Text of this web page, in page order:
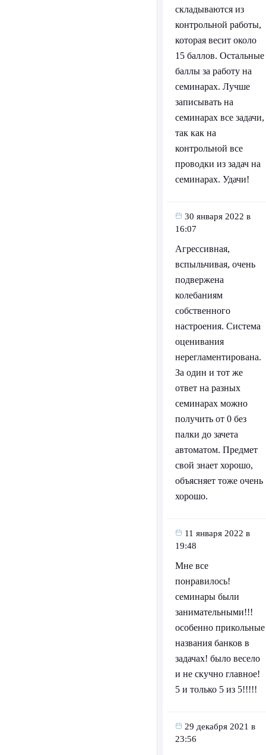
складываются из
контрольной работы,
которая весит около
15 баллов. Остальные
баллы за работу на
семинарах. Лучше
записывать на
семинарах все задачи,
так как на
контрольной все
проводки из задач на
семинарах. Удачи!
30 января 2022 в
16:07
Агрессивная,
вспыльчивая, очень
подвержена
колебаниям
собственного
настроения. Система
оценивания
нерегламентирована.
За один и тот же
ответ на разных
семинарах можно
получить от 0 без
палки до зачета
автоматом. Предмет
свой знает хорошо,
объясняет тоже очень
хорошо.
11 января 2022 в
19:48
Мне все
понравилось!
семинары были
занимательными!!!
особенно прикольные
названия банков в
задачах! было весело
и не скучно главное!
5 и только 5 из 5!!!!!
29 декабря 2021 в
23:56